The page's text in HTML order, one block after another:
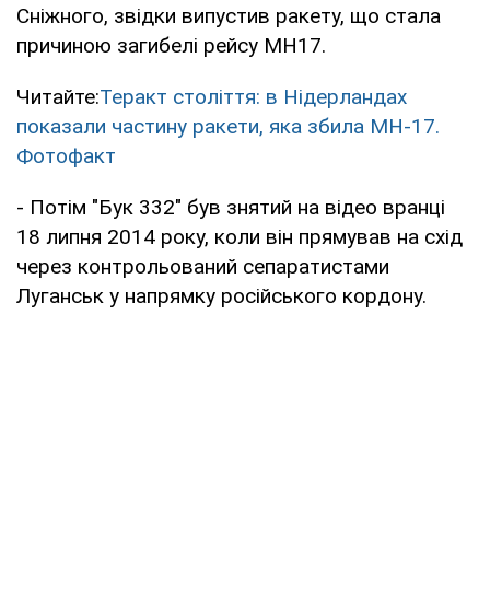
Сніжного, звідки випустив ракету, що стала
причиною загибелі рейсу MH17.
Читайте:Теракт століття: в Нідерландах
показали частину ракети, яка збила MH-17.
Фотофакт
- Потім "Бук 332" був знятий на відео вранці
18 липня 2014 року, коли він прямував на схід
через контрольований сепаратистами
Луганськ у напрямку російського кордону.